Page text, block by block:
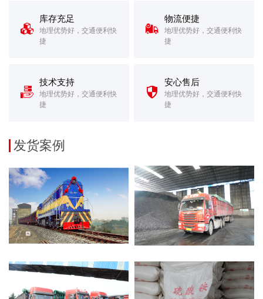

库存充足
地理优势好，交通便利快
捷

物流便捷
地理优势好，交通便利快
捷

技术支持
地理优势好，交通便利快
捷

安心售后
地理优势好，交通便利快
捷
发货案例